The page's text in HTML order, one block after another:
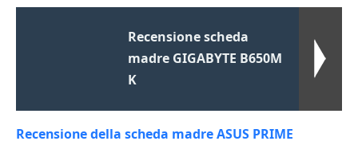
Recensione scheda
madre GIGABYTE B650M
K
Recensione della scheda madre ASUS PRIME